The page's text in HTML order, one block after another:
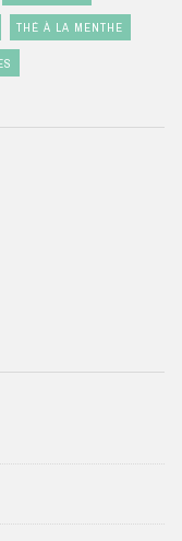
THÉ À LA MENTHE